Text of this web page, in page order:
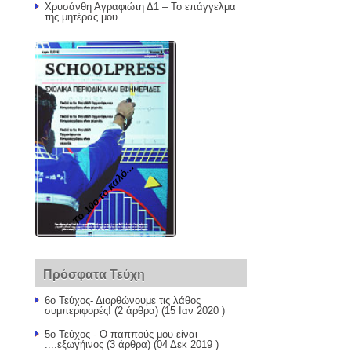
Χρυσάνθη Αγραφιώτη Δ1 – Το επάγγελμα
της μητέρας μου
Το 10ο το καλό...
Πρόσφατα Τεύχη
6ο Τεύχος- Διορθώνουμε τις λάθος
συμπεριφορές! (2 άρθρα) (15 Ιαν 2020 )
5ο Τεύχος - Ο παππούς μου είναι
....εξωγήινος (3 άρθρα) (04 Δεκ 2019 )